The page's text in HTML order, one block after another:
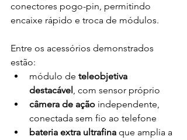
conectores pogo-pin, permitindo
encaixe rápido e troca de módulos.
Entre os acessórios demonstrados
estão:
módulo de teleobjetiva
destacável , com sensor próprio
câmera de ação independente,
conectada sem fio ao telefone
bateria extra ultrafina que amplia a